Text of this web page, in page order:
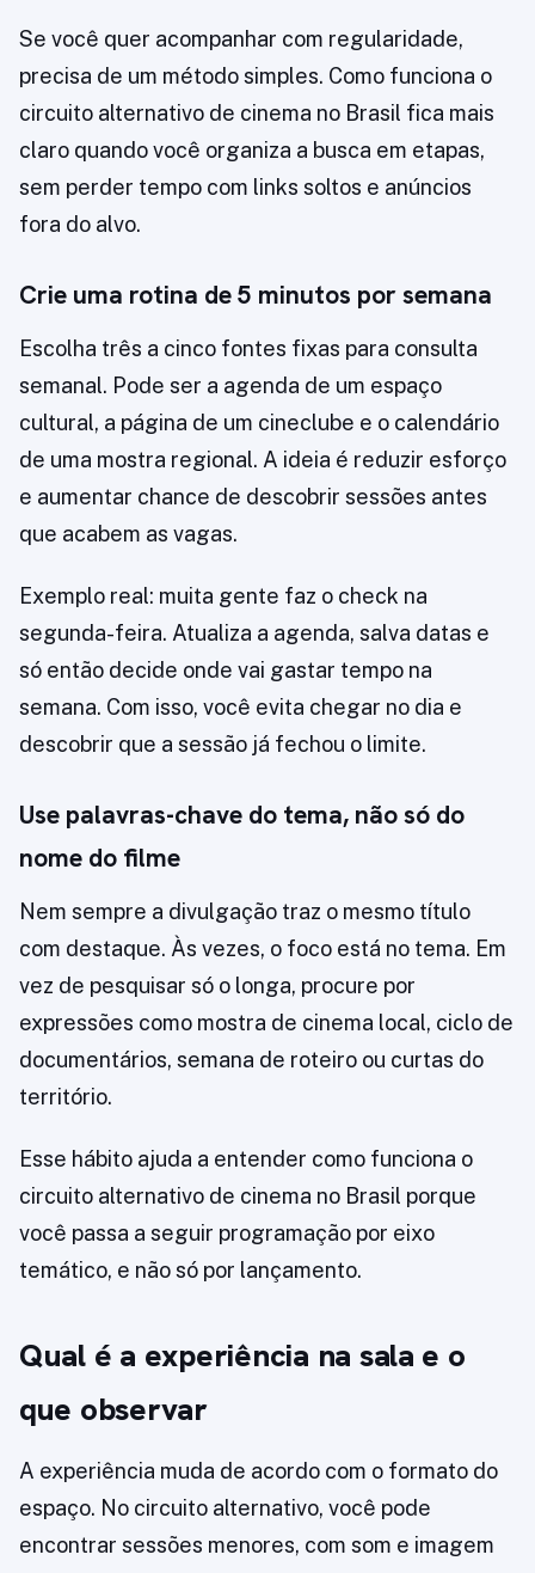
Se você quer acompanhar com regularidade,
precisa de um método simples. Como funciona o
circuito alternativo de cinema no Brasil fica mais
claro quando você organiza a busca em etapas,
sem perder tempo com links soltos e anúncios
fora do alvo.
Crie uma rotina de 5 minutos por semana
Escolha três a cinco fontes fixas para consulta
semanal. Pode ser a agenda de um espaço
cultural, a página de um cineclube e o calendário
de uma mostra regional. A ideia é reduzir esforço
e aumentar chance de descobrir sessões antes
que acabem as vagas.
Exemplo real: muita gente faz o check na
segunda-feira. Atualiza a agenda, salva datas e
só então decide onde vai gastar tempo na
semana. Com isso, você evita chegar no dia e
descobrir que a sessão já fechou o limite.
Use palavras-chave do tema, não só do
nome do filme
Nem sempre a divulgação traz o mesmo título
com destaque. Às vezes, o foco está no tema. Em
vez de pesquisar só o longa, procure por
expressões como mostra de cinema local, ciclo de
documentários, semana de roteiro ou curtas do
território.
Esse hábito ajuda a entender como funciona o
circuito alternativo de cinema no Brasil porque
você passa a seguir programação por eixo
temático, e não só por lançamento.
Qual é a experiência na sala e o
que observar
A experiência muda de acordo com o formato do
espaço. No circuito alternativo, você pode
encontrar sessões menores, com som e imagem